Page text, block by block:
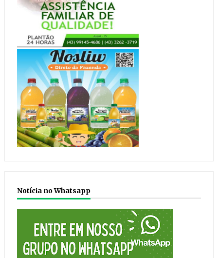
Notícia no Whatsapp